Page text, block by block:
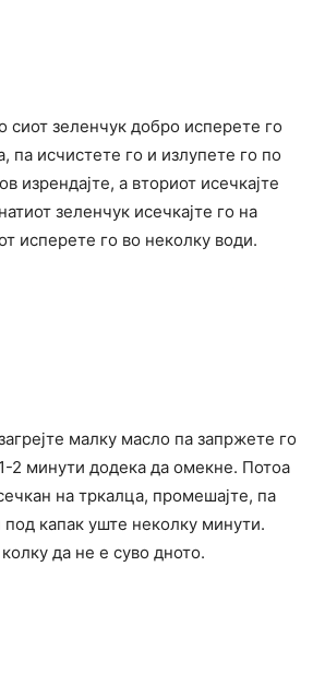
сиот зеленчук добро исперете го
па исчистете го и излупете го по
изрендајте, а вториот исечкајте
зеленчук исечкајте го на
исперете го во неколку води.
малку масло па запржете го
2 минути додека да омекне. Потоа
на тркалца, промешајте, па
под капак уште неколку минути.
да не е суво дното.